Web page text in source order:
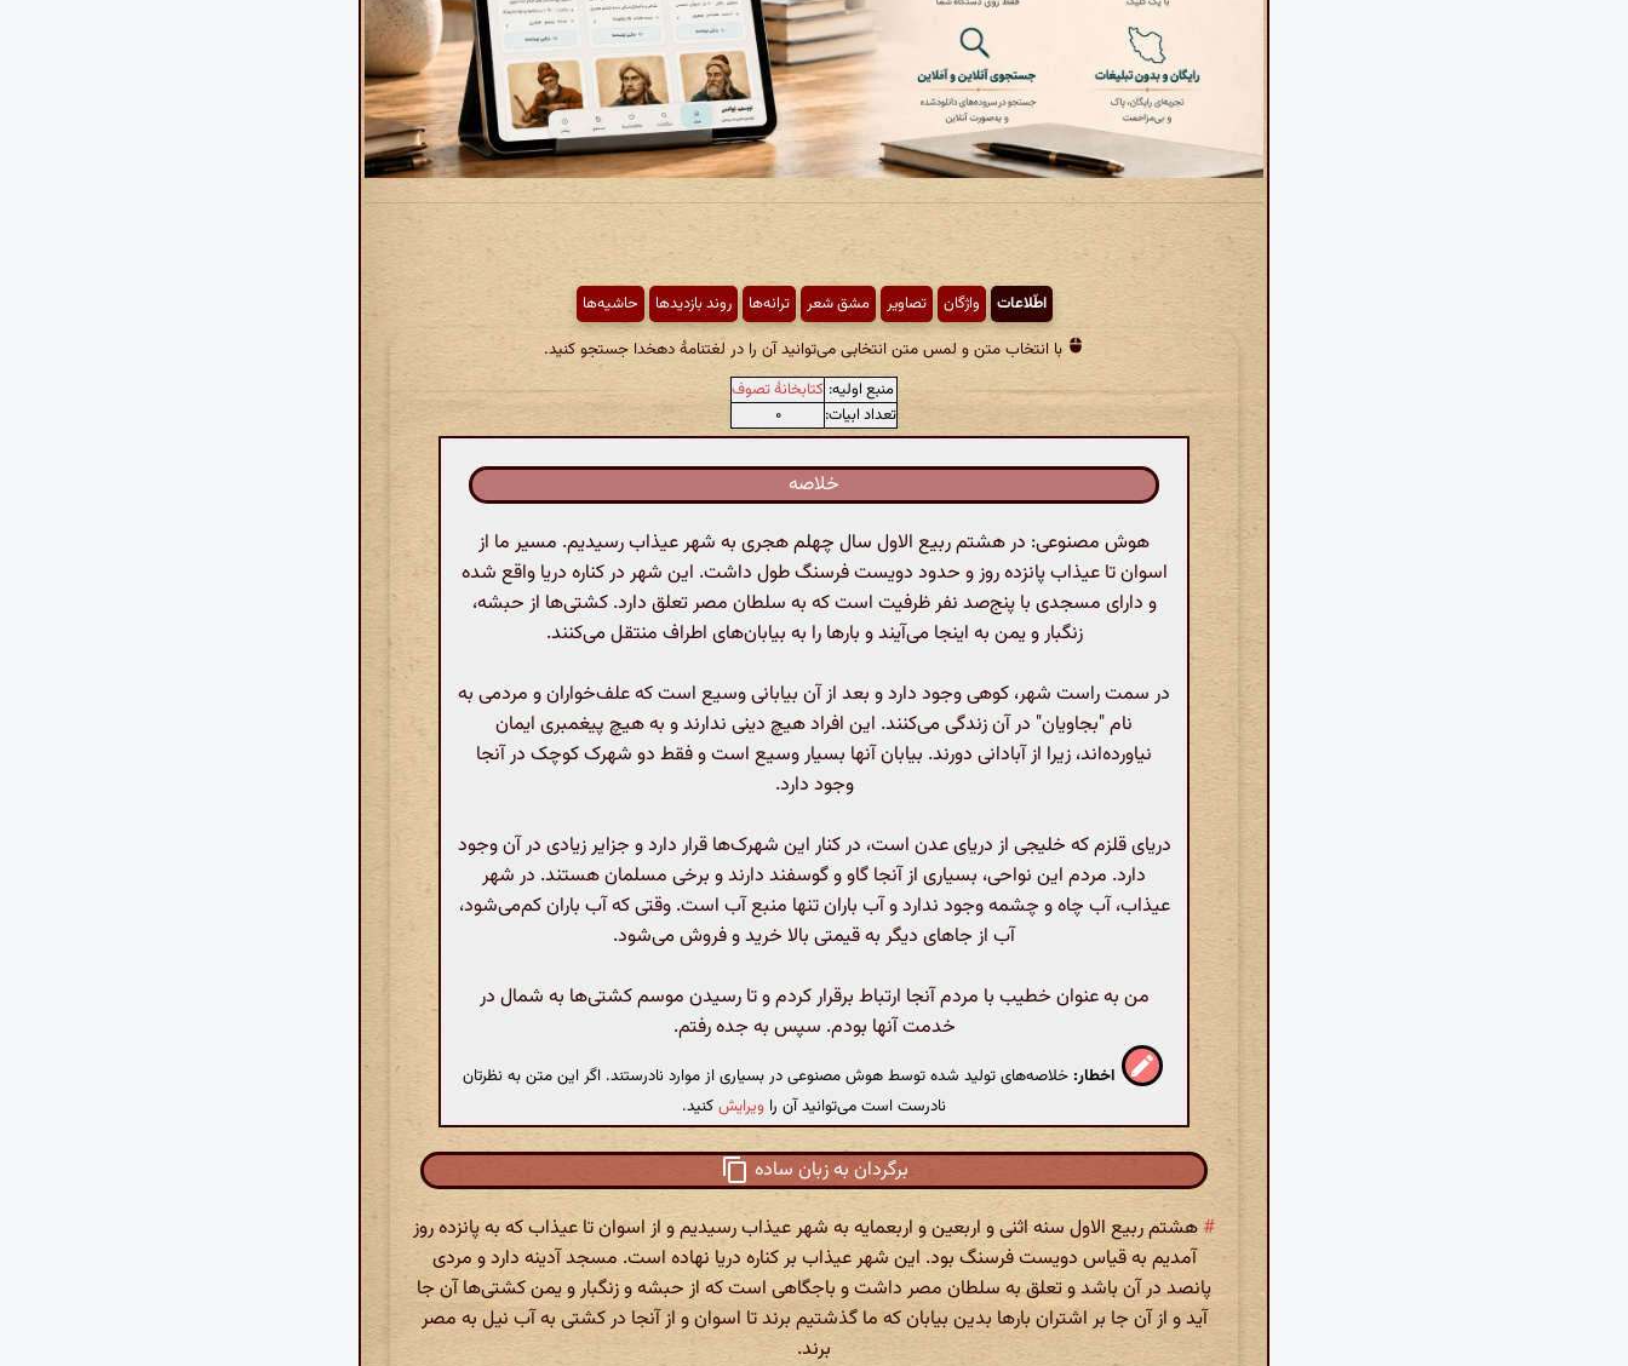
اطّلاعات واژگان تصاویر مشق شعر ترانه‌ها روند بازدیدها حاشیه‌ها
با انتخاب متن و لمس متن انتخابی می‌توانید آن را در لغتنامهٔ دهخدا جستجو کنید.
منبع اولیه: کتابخانهٔ تصوف
تعداد ابیات:
۰
خلاصه
هوش مصنوعی: در هشتم ربیع الاول سال چهلم هجری به شهر عیذاب رسیدیم. مسیر ما از
اسوان تا عیذاب پانزده روز و حدود دویست فرسنگ طول داشت. این شهر در کناره دریا واقع شده
و دارای مسجدی با پنج‌صد نفر ظرفیت است که به سلطان مصر تعلق دارد. کشتی‌ها از حبشه،
زنگبار و یمن به اینجا می‌آیند و بارها را به بیابان‌های اطراف منتقل می‌کنند.
در سمت راست شهر، کوهی وجود دارد و بعد از آن بیابانی وسیع است که علف‌خواران و مردمی به
نام "بجاویان" در آن زندگی می‌کنند. این افراد هیچ دینی ندارند و به هیچ پیغمبری ایمان
نیاورده‌اند، زیرا از آبادانی دورند. بیابان آنها بسیار وسیع است و فقط دو شهرک کوچک در آنجا
وجود دارد.
دریای قلزم که خلیجی از دریای عدن است، در کنار این شهرک‌ها قرار دارد و جزایر زیادی در آن وجود
دارد. مردم این نواحی، بسیاری از آنجا گاو و گوسفند دارند و برخی مسلمان هستند. در شهر
عیذاب، آب چاه و چشمه وجود ندارد و آب باران تنها منبع آب است. وقتی که آب باران کم‌می‌شود،
آب از جاهای دیگر به قیمتی بالا خرید و فروش می‌شود.
من به عنوان خطیب با مردم آنجا ارتباط برقرار کردم و تا رسیدن موسم کشتی‌ها به شمال در
خدمت آنها بودم. سپس به جده رفتم.
اخطار: خلاصه‌های تولید شده توسط هوش مصنوعی در بسیاری از موارد نادرستند. اگر این متن به نظرتان
نادرست است می‌توانید آن را ویرایشکنید.
برگردان به زبان ساده
# هشتم ربیع الاول سنه اثنی و اربعین و اربعمایه به شهر عیذاب رسیدیم و از اسوان تا عیذاب که به پانزده روز
آمدیم به قیاس دویست فرسنگ بود. این شهر عیذاب بر کناره دریا نهاده است. مسجد آدینه دارد و مردی
پانصد در آن باشد و تعلق به سلطان مصر داشت و باجگاهی است که از حبشه و زنگبار و یمن کشتی‌ها آن جا
آید و از آن جا بر اشتران بارها بدین بیابان که ما گذشتیم برند تا اسوان و از آنجا در کشتی به آب نیل به مصر
برند.